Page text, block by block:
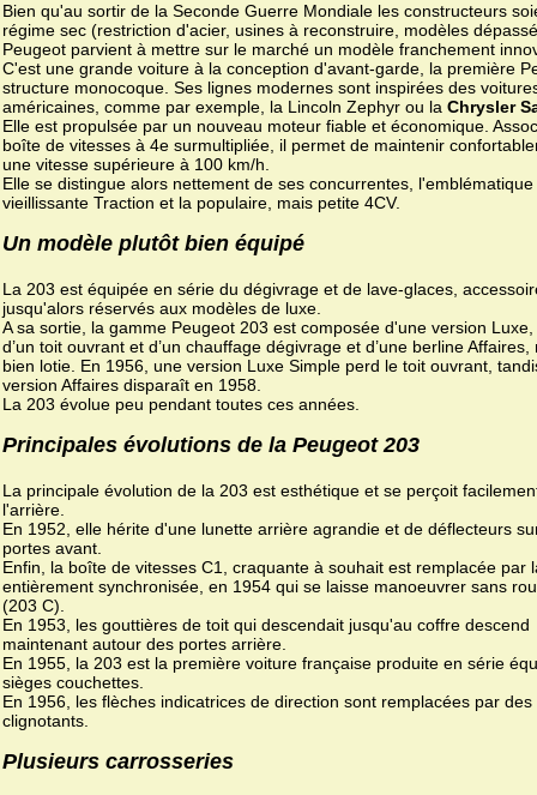
Bien qu'au sortir de la Seconde Guerre Mondiale les constructeurs
régime sec (restriction d'acier, usines à reconstruire, modèles
Peugeot parvient à mettre sur le marché un modèle franchement
C'est une grande voiture à la conception d'avant-garde, la première
structure monocoque. Ses lignes modernes sont inspirées des
américaines, comme par exemple, la Lincoln Zephyr ou la Chrysler
Elle est propulsée par un nouveau moteur fiable et économique.
boîte de vitesses à 4e surmultipliée, il permet de maintenir
une vitesse supérieure à 100 km/h.
Elle se distingue alors nettement de ses concurrentes, l'emblématique
vieillissante Traction et la populaire, mais petite 4CV.
Un modèle plutôt bien équipé
La 203 est équipée en série du dégivrage et de lave-glaces,
jusqu'alors réservés aux modèles de luxe.
A sa sortie, la gamme Peugeot 203 est composée d'une version
d’un toit ouvrant et d’un chauffage dégivrage et d’une berline Affaires,
bien lotie. En 1956, une version Luxe Simple perd le toit ouvrant,
version Affaires disparaît en 1958.
La 203 évolue peu pendant toutes ces années.
Principales évolutions de la Peugeot 203
La principale évolution de la 203 est esthétique et se perçoit
l'arrière.
En 1952, elle hérite d'une lunette arrière agrandie et de déflecteurs
portes avant.
Enfin, la boîte de vitesses C1, craquante à souhait est remplacée par
entièrement synchronisée, en 1954 qui se laisse manoeuvrer sans
(203 C).
En 1953, les gouttières de toit qui descendait jusqu'au coffre descend
maintenant autour des portes arrière.
En 1955, la 203 est la première voiture française produite en série
sièges couchettes.
En 1956, les flèches indicatrices de direction sont remplacées par des
clignotants.
Plusieurs carrosseries